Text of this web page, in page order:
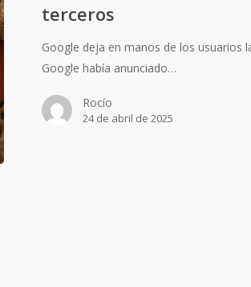
terceros
Google deja en manos de los usuarios
Google había anunciado…
Rocío
24 de abril de 2025